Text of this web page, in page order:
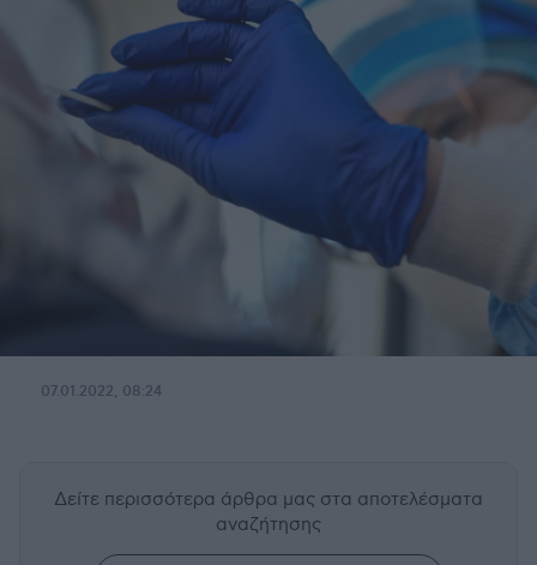
07.01.2022, 08:24
Δείτε περισσότερα άρθρα μας στα αποτελέσματα
αναζήτησης